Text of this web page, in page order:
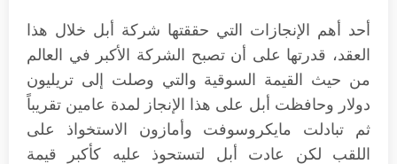
أحد أهم الإنجازات التي حققتها شركة أبل خلال هذا
العقد، قدرتها على أن تصبح الشركة الأكبر في العالم
من حيث القيمة السوقية والتي وصلت إلى تريليون
دولار وحافظت أبل على هذا الإنجاز لمدة عامين تقريباً
ثم تبادلت مايكروسوفت وأمازون الاستخواذ على
اللقب لكن عادت أبل لتستحوذ عليه كأكبر قيمة